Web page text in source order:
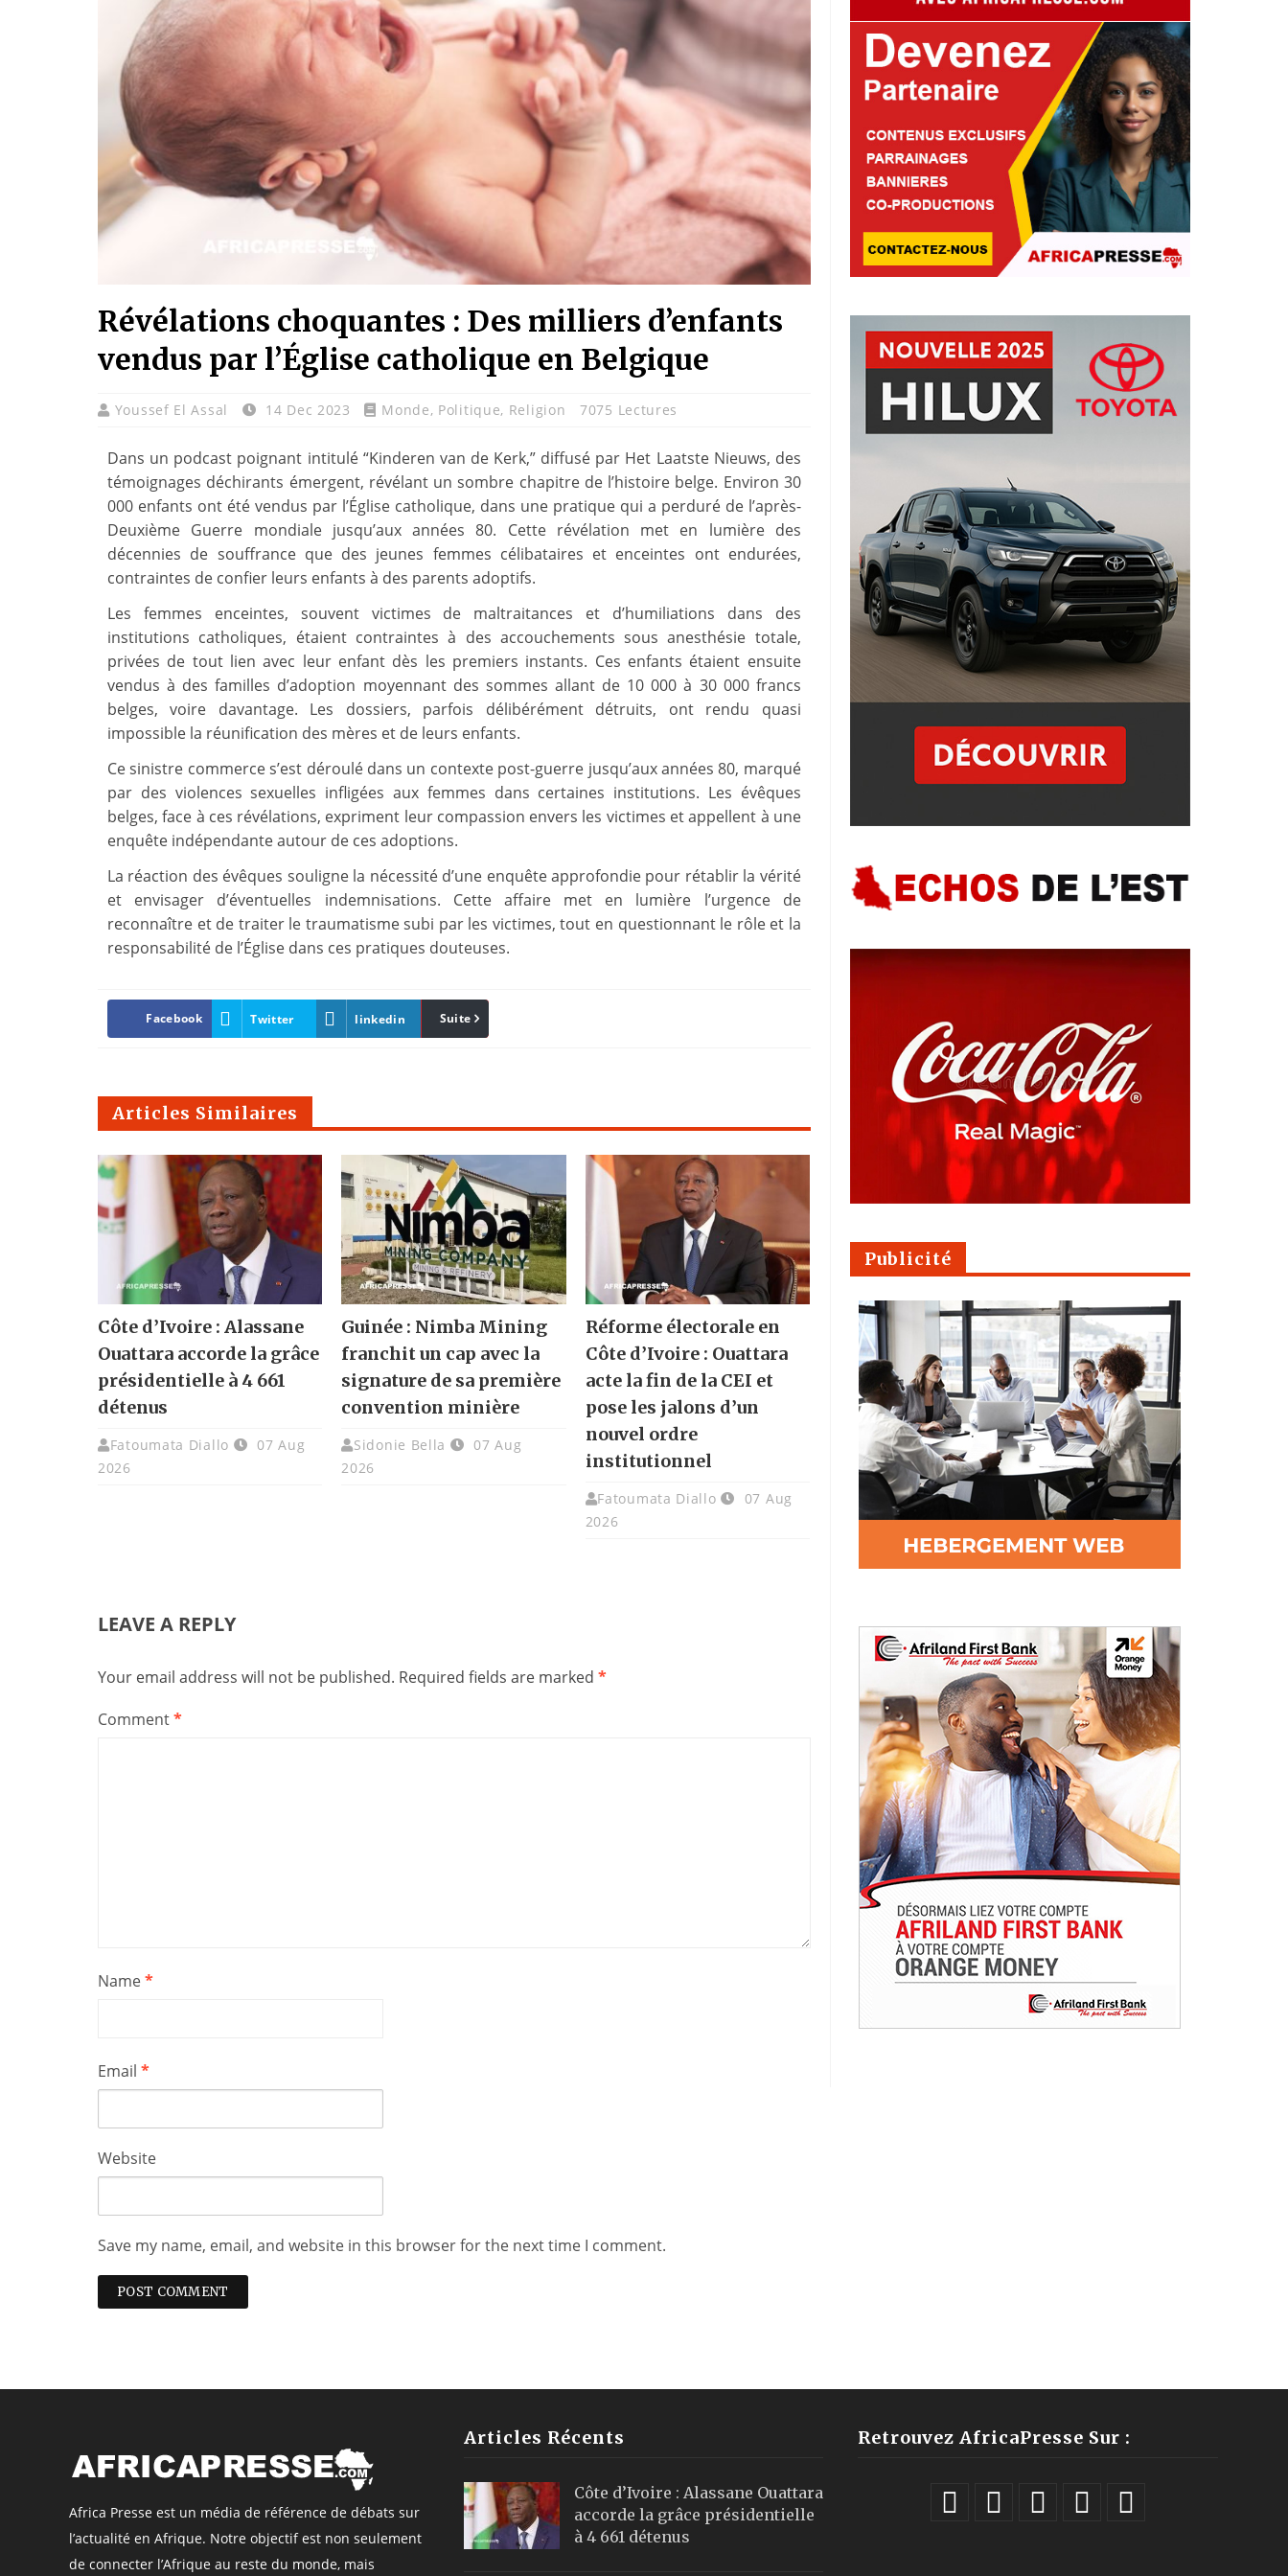
Révélations choquantes : Des milliers d’enfants
vendus par l’Église catholique en Belgique
Youssef El Assal 14 Dec 2023 Monde, Politique, Religion 7075 Lectures
Dans un podcast poignant intitulé “Kinderen van de Kerk,” diffusé par Het Laatste Nieuws, des
témoignages déchirants émergent, révélant un sombre chapitre de l’histoire belge. Environ 30
000 enfants ont été vendus par l’Église catholique, dans une pratique qui a perduré de l’après-
Deuxième Guerre mondiale jusqu’aux années 80. Cette révélation met en lumière des
décennies de souffrance que des jeunes femmes célibataires et enceintes ont endurées,
contraintes de confier leurs enfants à des parents adoptifs.
Les femmes enceintes, souvent victimes de maltraitances et d’humiliations dans des
institutions catholiques, étaient contraintes à des accouchements sous anesthésie totale,
privées de tout lien avec leur enfant dès les premiers instants. Ces enfants étaient ensuite
vendus à des familles d’adoption moyennant des sommes allant de 10 000 à 30 000 francs
belges, voire davantage. Les dossiers, parfois délibérément détruits, ont rendu quasi
impossible la réunification des mères et de leurs enfants.
Ce sinistre commerce s’est déroulé dans un contexte post-guerre jusqu’aux années 80, marqué
par des violences sexuelles infligées aux femmes dans certaines institutions. Les évêques
belges, face à ces révélations, expriment leur compassion envers les victimes et appellent à une
enquête indépendante autour de ces adoptions.
La réaction des évêques souligne la nécessité d’une enquête approfondie pour rétablir la vérité
et envisager d’éventuelles indemnisations. Cette affaire met en lumière l’urgence de
reconnaître et de traiter le traumatisme subi par les victimes, tout en questionnant le rôle et la
responsabilité de l’Église dans ces pratiques douteuses.
Facebook Twitter linkedin Pinterest
Suite
Articles Similaires
Côte d’Ivoire : Alassane
Ouattara accorde la grâce
présidentielle à 4 661
détenus
Fatoumata Diallo
07 Aug
2026
Guinée : Nimba Mining
franchit un cap avec la
signature de sa première
convention minière
Sidonie Bella
07 Aug
2026
Réforme électorale en
Côte d’Ivoire : Ouattara
acte la fin de la CEI et
pose les jalons d’un
nouvel ordre
institutionnel
Fatoumata Diallo
07 Aug
2026
LEAVE A REPLY
Your email address will not be published. Required fields are marked *
Comment*
Name*
Email *
Website
Save my name, email, and website in this browser for the next time I comment.
Publicité
Africa Presse est un média de référence de débats sur
l’actualité en Afrique. Notre objectif est non seulement
de connecter l’Afrique au reste du monde, mais
Articles Récents
Côte d’Ivoire : Alassane Ouattara
accorde la grâce présidentielle
à 4 661 détenus
Retrouvez AfricaPresse Sur :